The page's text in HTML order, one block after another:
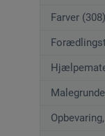
Farver (308)